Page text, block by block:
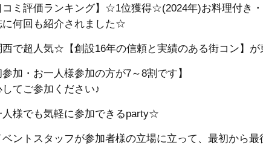
コミ評価ランキング】☆1位獲得☆(2024年)お料理付き
に何回も紹介されました☆
で超人気☆【創設16年の信頼と実績のある街コン】が
加・お一人様参加の方が7～8割です】
てご参加ください♪
人様でも気軽に参加できるparty☆
ベントスタッフが参加者様の立場に立って、最初から